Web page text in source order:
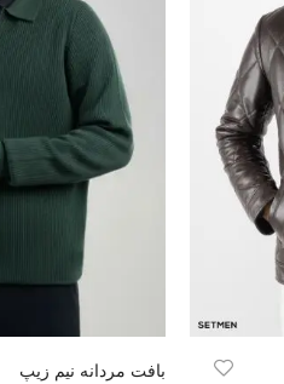
بافت مردانه نیم زیپ